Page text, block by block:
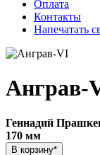
Оплата
Контакты
Напечатать
Анграв-
Геннадий
170 мм